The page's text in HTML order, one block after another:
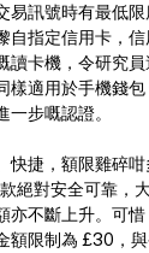
易訊號時有最低
自指定信用卡，
讀卡機，令研究員
樣適用於手機錢
步嘅認證。
捷，額限雞碎咁
絕對安全可靠，
亦不斷上升。可
額限制為 £30，